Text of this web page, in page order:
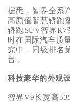
据悉，智界全系
高颜值智慧轿跑
轿跑SUV智界R7
时在国际汽车质
究中，同级排名
台 。
科技豪华的外观
智界V9长宽高